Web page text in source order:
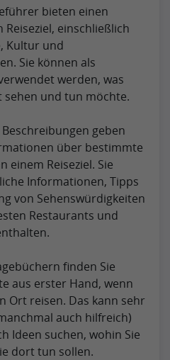
bieten einen
einschließlich
Kultur und
Sie können als
werden, was
sehen und tun möchte.
Beschreibungen geben
über bestimmte
einem Reiseziel. Sie
Informationen, Tipps
von Sehenswürdigkeiten
Restaurants und
finden Sie
aus erster Hand, wenn
Ort reisen. Das kann sehr
auch hilfreich)
Ideen suchen, wohin Sie
dort tun sollen.